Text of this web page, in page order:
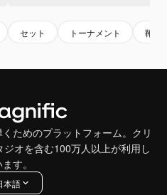
セット トーナメント 靴
ためのプラットフォーム。クリ
オを含む100万人以上が利用し
す。
本語